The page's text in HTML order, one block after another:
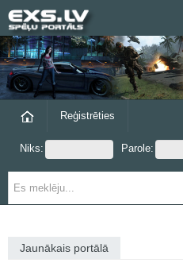
Reģistrēties
Niks: Parole:
Jaunākais portālā